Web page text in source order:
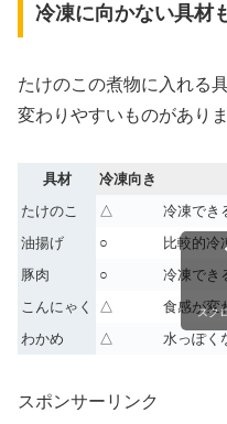
冷凍に向かない具材
たけのこの煮物に入れる
変わりやすいものがありま
具材 冷凍向き
たけのこ
△
冷凍でき
油揚げ
○
比較的冷
豚肉
○
冷凍でき
こんにゃく
△
食感が変
わかめ
△ 水っぽく
スク
スポンサーリンク